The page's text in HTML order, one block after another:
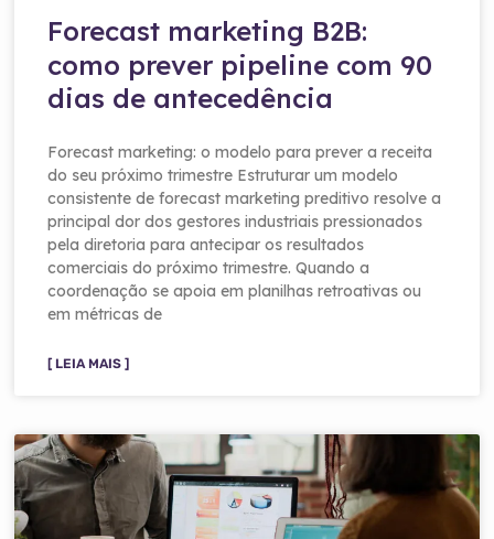
Forecast marketing B2B:
como prever pipeline com 90
dias de antecedência
Forecast marketing: o modelo para prever a receita
do seu próximo trimestre Estruturar um modelo
consistente de forecast marketing preditivo resolve a
principal dor dos gestores industriais pressionados
pela diretoria para antecipar os resultados
comerciais do próximo trimestre. Quando a
coordenação se apoia em planilhas retroativas ou
em métricas de
[ LEIA MAIS ]